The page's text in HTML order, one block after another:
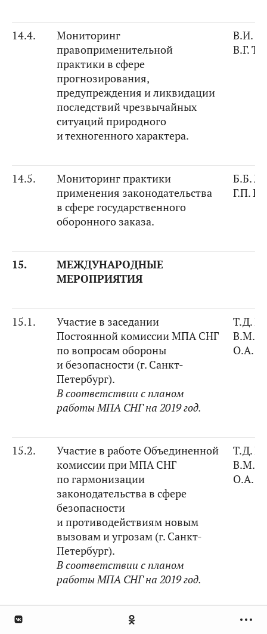
14.4.
Мониторинг
правоприменительной
практики в сфере
прогнозирования,
предупреждения и ликвидации
последствий чрезвычайных
ситуаций природного
и техногенного характера.
В.И.
В.Г.
14.5.
Мониторинг практики
применения законодательства
в сфере государственного
оборонного заказа.
Б.Б.
Г.П.
15.
МЕЖДУНАРОДНЫЕ
МЕРОПРИЯТИЯ
15.1.
Участие в заседании
Постоянной комиссии МПА СНГ
по вопросам обороны
и безопасности (г. Санкт-
Петербург).
В соответствии с планом
работы МПА СНГ на 2019 год.
Т.Д.
В.М.
О.А.
15.2.
Участие в работе Объединенной
комиссии при МПА СНГ
по гармонизации
законодательства в сфере
безопасности
и противодействиям новым
вызовам и угрозам (г. Санкт-
Петербург).
В соответствии с планом
работы МПА СНГ на 2019 год.
Т.Д.
В.М.
О.А.
15.3.
Участие в пятидесятом
Т.Д.